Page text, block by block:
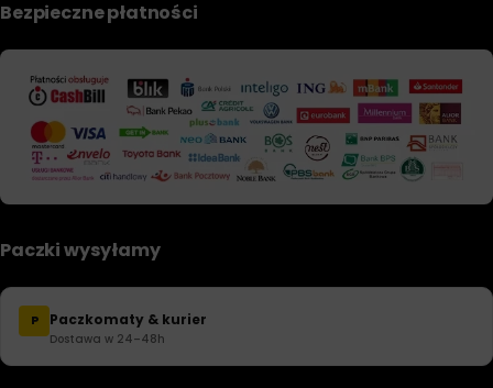
Bezpieczne płatności
Paczki wysyłamy
P Paczkomaty & kurier
Dostawa w 24–48h